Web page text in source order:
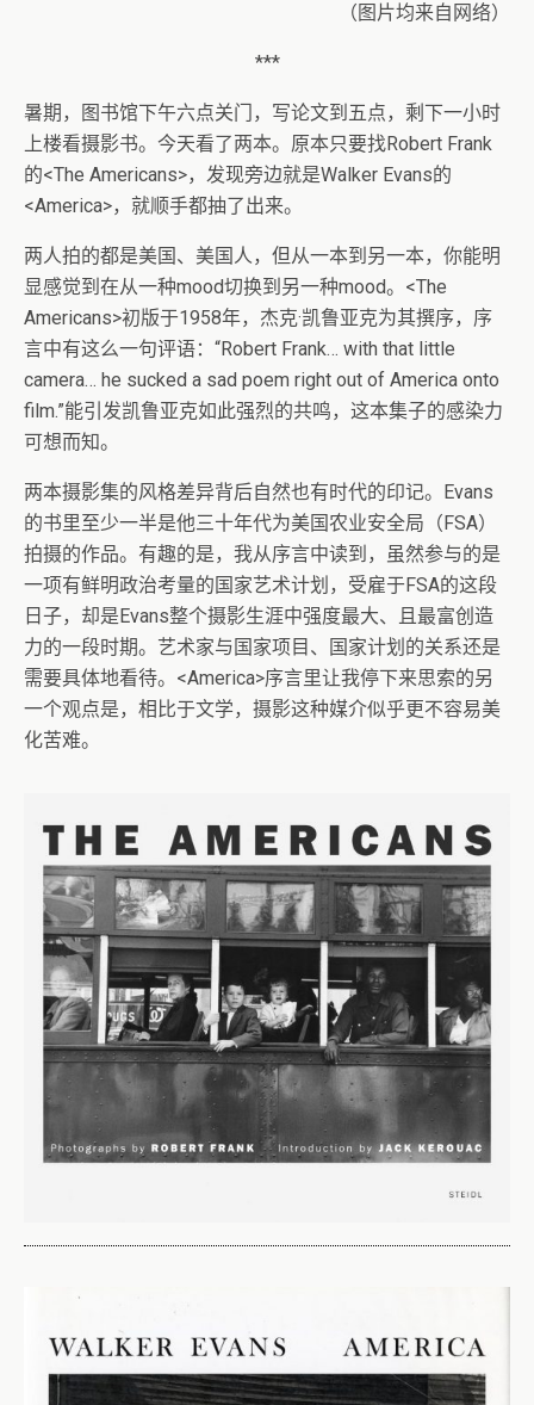
（图片均来自网络）
***
暑期，图书馆下午六点关门，写论文到五点，剩下一小时
上楼看摄影书。今天看了两本。原本只要找Robert Frank
的<The Americans>，发现旁边就是Walker Evans的
<America>，就顺手都抽了出来。
两人拍的都是美国、美国人，但从一本到另一本，你能明
显感觉到在从一种mood切换到另一种mood。<The
Americans>初版于1958年，杰克·凯鲁亚克为其撰序，序
言中有这么一句评语：“Robert Frank… with that little
camera… he sucked a sad poem right out of America onto
film.”能引发凯鲁亚克如此强烈的共鸣，这本集子的感染力
可想而知。
两本摄影集的风格差异背后自然也有时代的印记。Evans
的书里至少一半是他三十年代为美国农业安全局（FSA）
拍摄的作品。有趣的是，我从序言中读到，虽然参与的是
一项有鲜明政治考量的国家艺术计划，受雇于FSA的这段
日子，却是Evans整个摄影生涯中强度最大、且最富创造
力的一段时期。艺术家与国家项目、国家计划的关系还是
需要具体地看待。<America>序言里让我停下来思索的另
一个观点是，相比于文学，摄影这种媒介似乎更不容易美
化苦难。